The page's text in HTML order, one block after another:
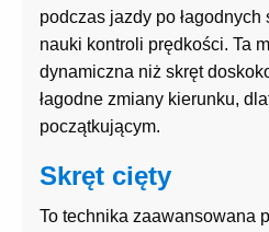
podczas jazdy po
nauki kontroli prędkości. Ta
dynamiczna niż skręt
łagodne zmiany kierunku,
początkującym.
Skręt cięty
To technika zaawansowana